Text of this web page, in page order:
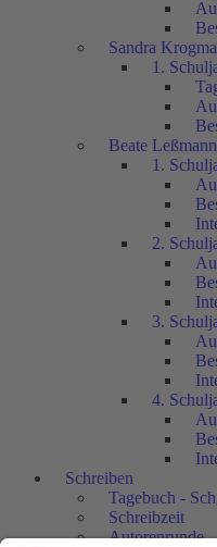
Sandra
1.
Beate Leßmann
1.
2.
3.
4.
Schreiben
Tagebuch -
Schreibzeit
Autorenrunde